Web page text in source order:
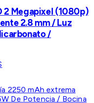
2 Megapixel (1080p)
2.8 mm / Luz
/